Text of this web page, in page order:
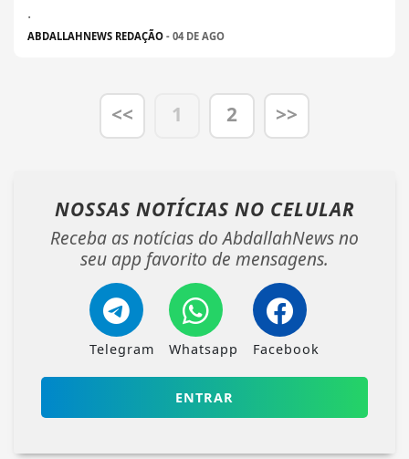
.
ABDALLAHNEWS REDAÇÃO - 04 DE AGO
<< 1 2 >>
NOSSAS NOTÍCIAS NO CELULAR
Receba as notícias do AbdallahNews no
seu app favorito de mensagens.
Telegram Whatsapp Facebook
ENTRAR